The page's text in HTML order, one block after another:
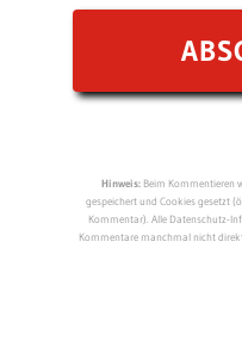
Hinweis:Beim Kommentieren
gespeichert und Cookies gesetzt
Kommentar). Alle Datenschutz-
Kommentare manchmal nicht